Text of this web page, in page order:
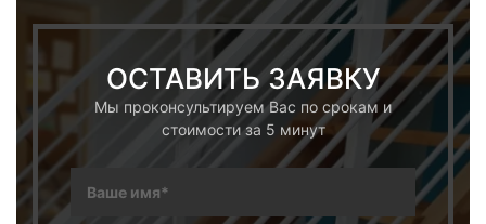
ОСТАВИТЬ ЗАЯВКУ
Мы проконсультируем Вас по срокам и
стоимости за 5 минут